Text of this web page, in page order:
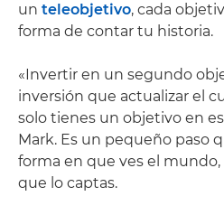
un teleobjetivo, cada
forma de contar tu historia.
«Invertir en un segundo
inversión que actualizar el
solo tienes un objetivo en
Mark. Es un pequeño paso
forma en que ves el mundo,
que lo captas.